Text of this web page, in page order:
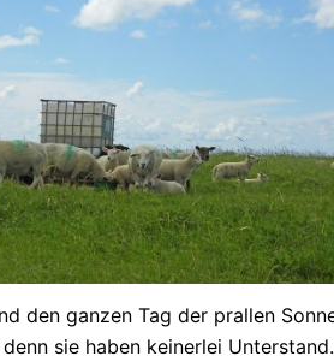
den ganzen Tag der prallen
sie haben keinerlei Unterstand.